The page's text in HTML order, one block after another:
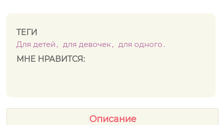
ТЕГИ
Для детей
для девочек
для одного
МНЕ НРАВИТСЯ:
Описание